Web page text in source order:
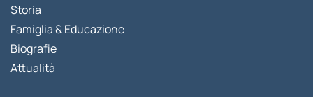
Storia
Famiglia & Educazione
Biografie
Attualità